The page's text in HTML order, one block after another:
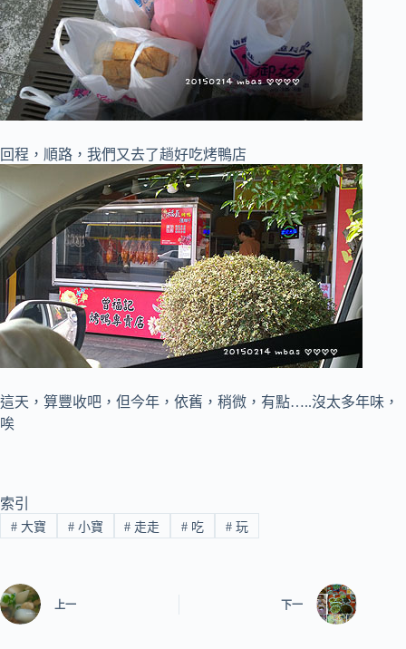
回程，順路，我們又去了趟好吃烤鴨店
這天，算豐收吧，但今年，依舊，稍微，有點…..沒太多年味，
唉
索引
#大寶 #小寶 # 走走 # 吃 # 玩
上一 下一